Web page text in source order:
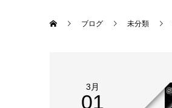
ブログ 未分類
3月
01